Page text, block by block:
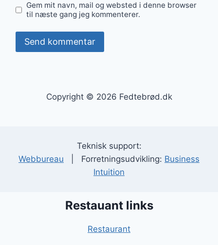
Gem mit navn, mail og websted i denne browser
til næste gang jeg kommenterer.
Copyright © 2026 Fedtebrød.dk
Teknisk support:
Webbureau | Forretningsudvikling: Business
Intuition
Restauant links
Restaurant